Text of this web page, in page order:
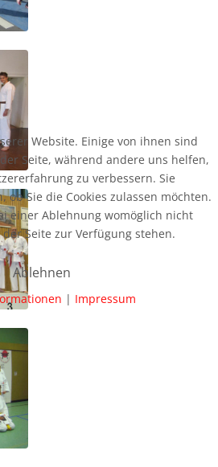
Website. Einige von ihnen sind
Seite, während andere uns helfen,
zu verbessern. Sie
ob Sie die Cookies zulassen möchten.
einer Ablehnung womöglich nicht
Seite zur Verfügung stehen.
Ablehnen
| Impressum